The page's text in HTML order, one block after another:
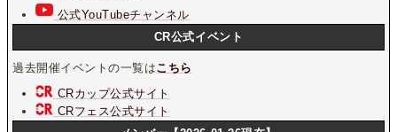
公式YouTubeチャンネル
CR公式イベント
過去開催イベントの一覧はこちら
CRカップ公式サイト
CRフェス公式サイト